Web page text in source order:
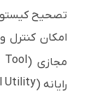
تصحیح
امکان کنترل
مجازی (Tool
رایانه (Utility